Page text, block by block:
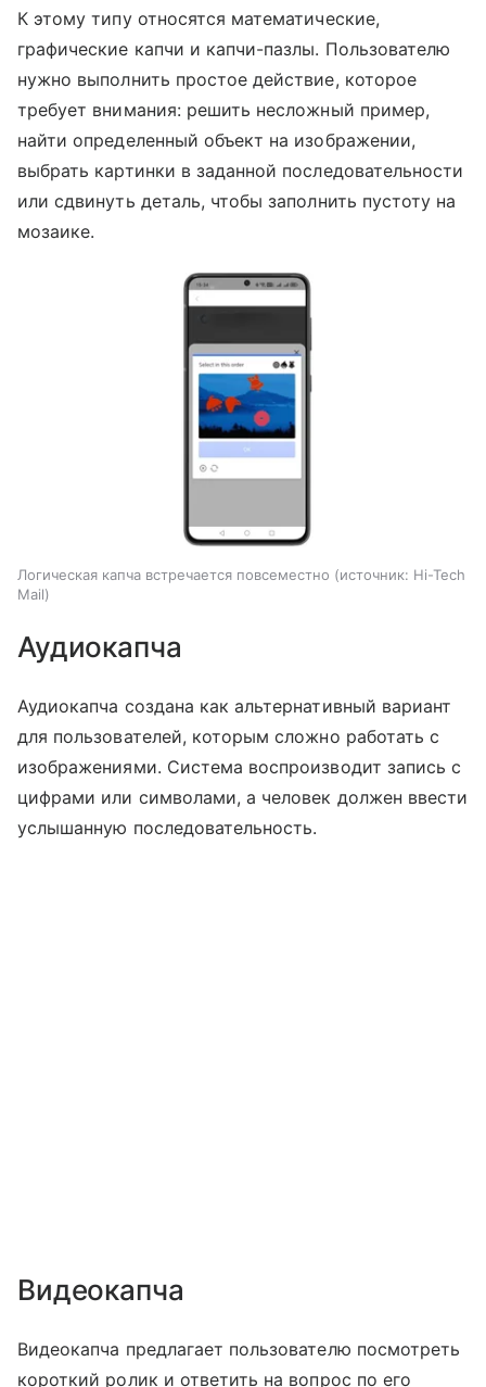
К этому типу относятся математические,
графические капчи и капчи-пазлы. Пользователю
нужно выполнить простое действие, которое
требует внимания: решить несложный пример,
найти определенный объект на изображении,
выбрать картинки в заданной последовательности
или сдвинуть деталь, чтобы заполнить пустоту на
мозаике.
Логическая капча встречается повсеместно источник: Hi-Tech
Mail
Аудиокапча
Аудиокапча создана как альтернативный вариант
для пользователей, которым сложно работать с
изображениями. Система воспроизводит запись с
цифрами или символами, а человек должен ввести
услышанную последовательность.
Видеокапча
Видеокапча предлагает пользователю посмотреть
короткий ролик и ответить на вопрос по его